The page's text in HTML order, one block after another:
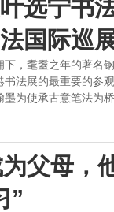
选宁书
国际巡
下，耄耋之年的著名
书法展的最重要的参
为使承古意笔法为桥
父母，
”